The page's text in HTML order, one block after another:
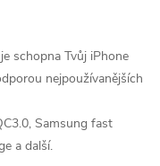
schopna Tvůj iPhone
nejpoužívanějších
Samsung fast
a další.